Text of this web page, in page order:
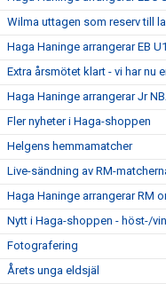
Wilma uttagen som reserv till
Haga Haninge arrangerar EB
Extra årsmötet klart - vi har nu
Haga Haninge arrangerar Jr
Fler nyheter i Haga-shoppen
Helgens hemmamatcher
Live-sändning av RM-
Haga Haninge arrangerar RM
Nytt i Haga-shoppen - höst-/
Fotografering
Årets unga eldsjäl